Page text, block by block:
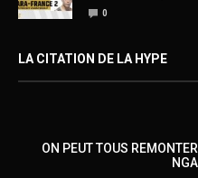
0
LA CITATION DE LA HYPE
ON PEUT TOUS